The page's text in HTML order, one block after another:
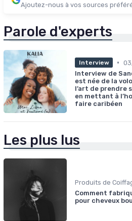
Ajoutez-nous à vos sources
Parole d'experts
Interview •
Interview de
est née de la
l’art de prendre
en mettant à
faire caribéen
Les plus lus
Produits de
Comment
pour cheveux